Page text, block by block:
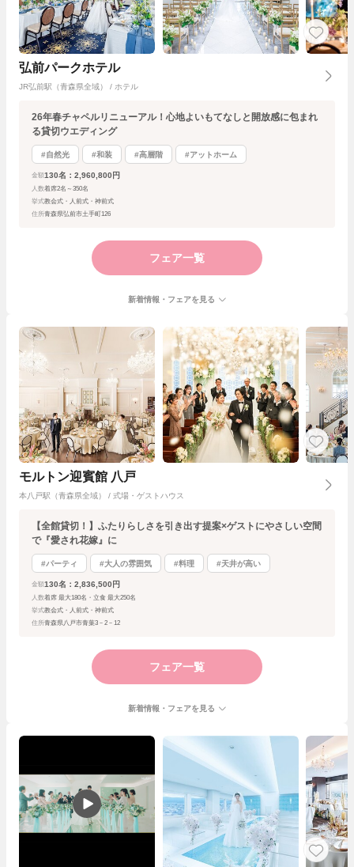
弘前パークホテル
JR弘前駅（青森県全域） / ホテル
26年春チャペルリニューアル！心地よいもてなしと開放感に包まれ
る貸切ウエディング
#自然光 #和装 #高層階 #アットホーム
金額 130名：2,960,800円
人数着席2名～350名
挙式教会式・人前式・神前式
住所青森県弘前市土手町126
フェア一覧
新着情報・フェアを見る
モルトン迎賓館 八戸
本八戸駅（青森県全域） / 式場・ゲストハウス
【全館貸切！】ふたりらしさを引き出す提案×ゲストにやさしい空間
で『愛され花嫁』に
#パーティ #大人の雰囲気 #料理 #天井が高い
金額 130名：2,836,500円
人数着席 最大180名・立食 最大250名
挙式教会式・人前式・神前式
住所青森県八戸市青葉3－2－12
フェア一覧
新着情報・フェアを見る